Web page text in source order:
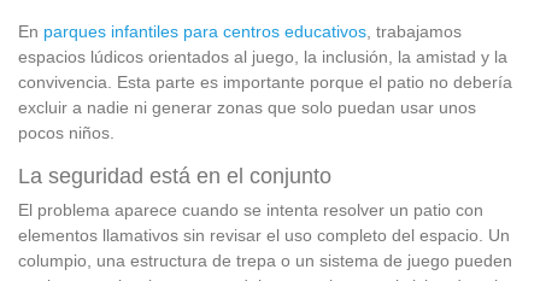
En parques infantiles para centros educativos , trabajamos
espacios lúdicos orientados al juego, la inclusión, la amistad y la
convivencia. Esta parte es importante porque el patio no debería
excluir a nadie ni generar zonas que solo puedan usar unos
pocos niños.
La seguridad está en el conjunto
El problema aparece cuando se intenta resolver un patio con
elementos llamativos sin revisar el uso completo del espacio. Un
columpio, una estructura de trepa o un sistema de juego pueden